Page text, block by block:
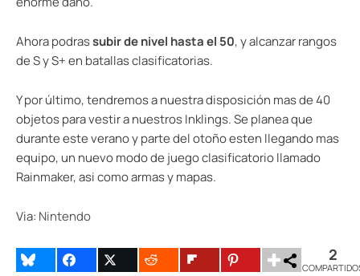
Ahora podrassubir de nivel hasta el 50, y alcanzar rangos
de S y S+ en batallas clasificatorias.
Y por último, tendremos a nuestra disposición mas de 40
objetos para vestir a nuestros Inklings. Se planea que
durante este verano y parte del otoño esten llegando mas
equipo, un nuevo modo de juego clasificatorio llamado
Rainmaker, asi como armas y mapas.
Via: Nintendo
2